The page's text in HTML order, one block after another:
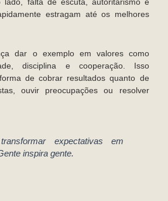
estragam até os melhores
dar o exemplo em valores como
disciplina e cooperação. Isso
de cobrar resultados quanto de
ouvir preocupações ou resolver
expectativas em
inspira gente.